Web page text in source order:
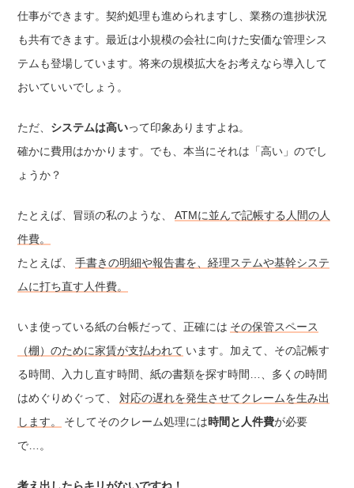
仕事ができます。契約処理も進められますし、業務の進捗状況
も共有できます。最近は小規模の会社に向けた安価な管理シス
テムも登場しています。将来の規模拡大をお考えなら導入して
おいていいでしょう。
ただ、 システムは高いって印象ありますよね。
確かに費用はかかります。でも、本当にそれは「高い」のでし
ょうか？
たとえば、冒頭の私のような、
ATMに並んで記帳する人間の人
件費。
たとえば、
手書きの明細や報告書を、経理ステムや基幹システ
ムに打ち直す人件費。
いま使っている紙の台帳だって、正確には その保管スペース
（棚）のために家賃が支払われて います。加えて、その記帳す
る時間、入力し直す時間、紙の書類を探す時間…、多くの時間
はめぐりめぐって、
対応の遅れを発生させてクレームを生み出
します。
そしてそのクレーム処理には時間と人件費が必要
で…。